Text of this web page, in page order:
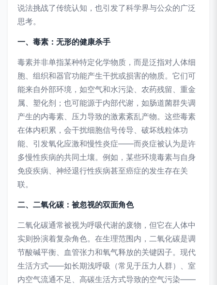
说法挑战了传统认知，也引发了科学界与公众的广泛
思考。
一、毒素：无形的健康杀手
毒素并非单指某种特定化学物质，而是泛指对人体细
胞、组织和器官功能产生干扰或损害的物质。它们可
能来自外部环境，如空气和水污染、农药残留、重金
属、塑化剂；也可能源于内部代谢，如肠道菌群失调
产生的内毒素、压力导致的激素紊乱产物。这些毒素
在体内积累，会干扰细胞信号传导、破坏线粒体功
能、引发氧化应激和慢性炎症——而炎症被认为是许
多慢性疾病的共同土壤。例如，某些环境毒素与自身
免疫疾病、神经退行性疾病甚至癌症的发生存在关
联。
二、二氧化碳：被忽视的双面角色
二氧化碳通常被视为呼吸代谢的废物，但它在人体中
实则扮演着复杂角色。在生理范围内，二氧化碳是调
节酸碱平衡、血管张力和氧气释放的关键因子。现代
生活方式——如长期浅呼吸（常见于压力人群）、室
内空气流通不足、高碳生活方式导致的空气污染——